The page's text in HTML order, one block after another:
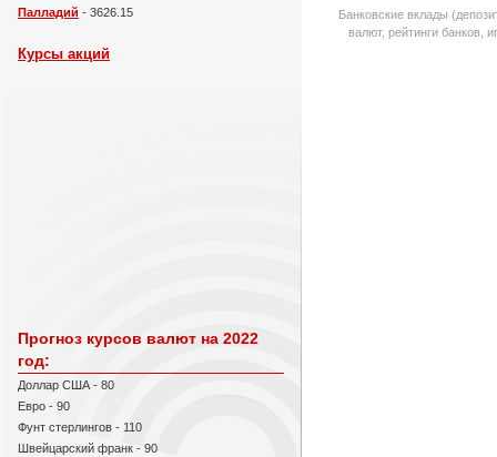
Палладий - 3626.15
Курсы акций
Прогноз курсов валют на 2022
год:
Доллар США - 80
Евро - 90
Фунт стерлингов - 110
Швейцарский франк - 90
Банковские вклады
валют, рейтинги банков,